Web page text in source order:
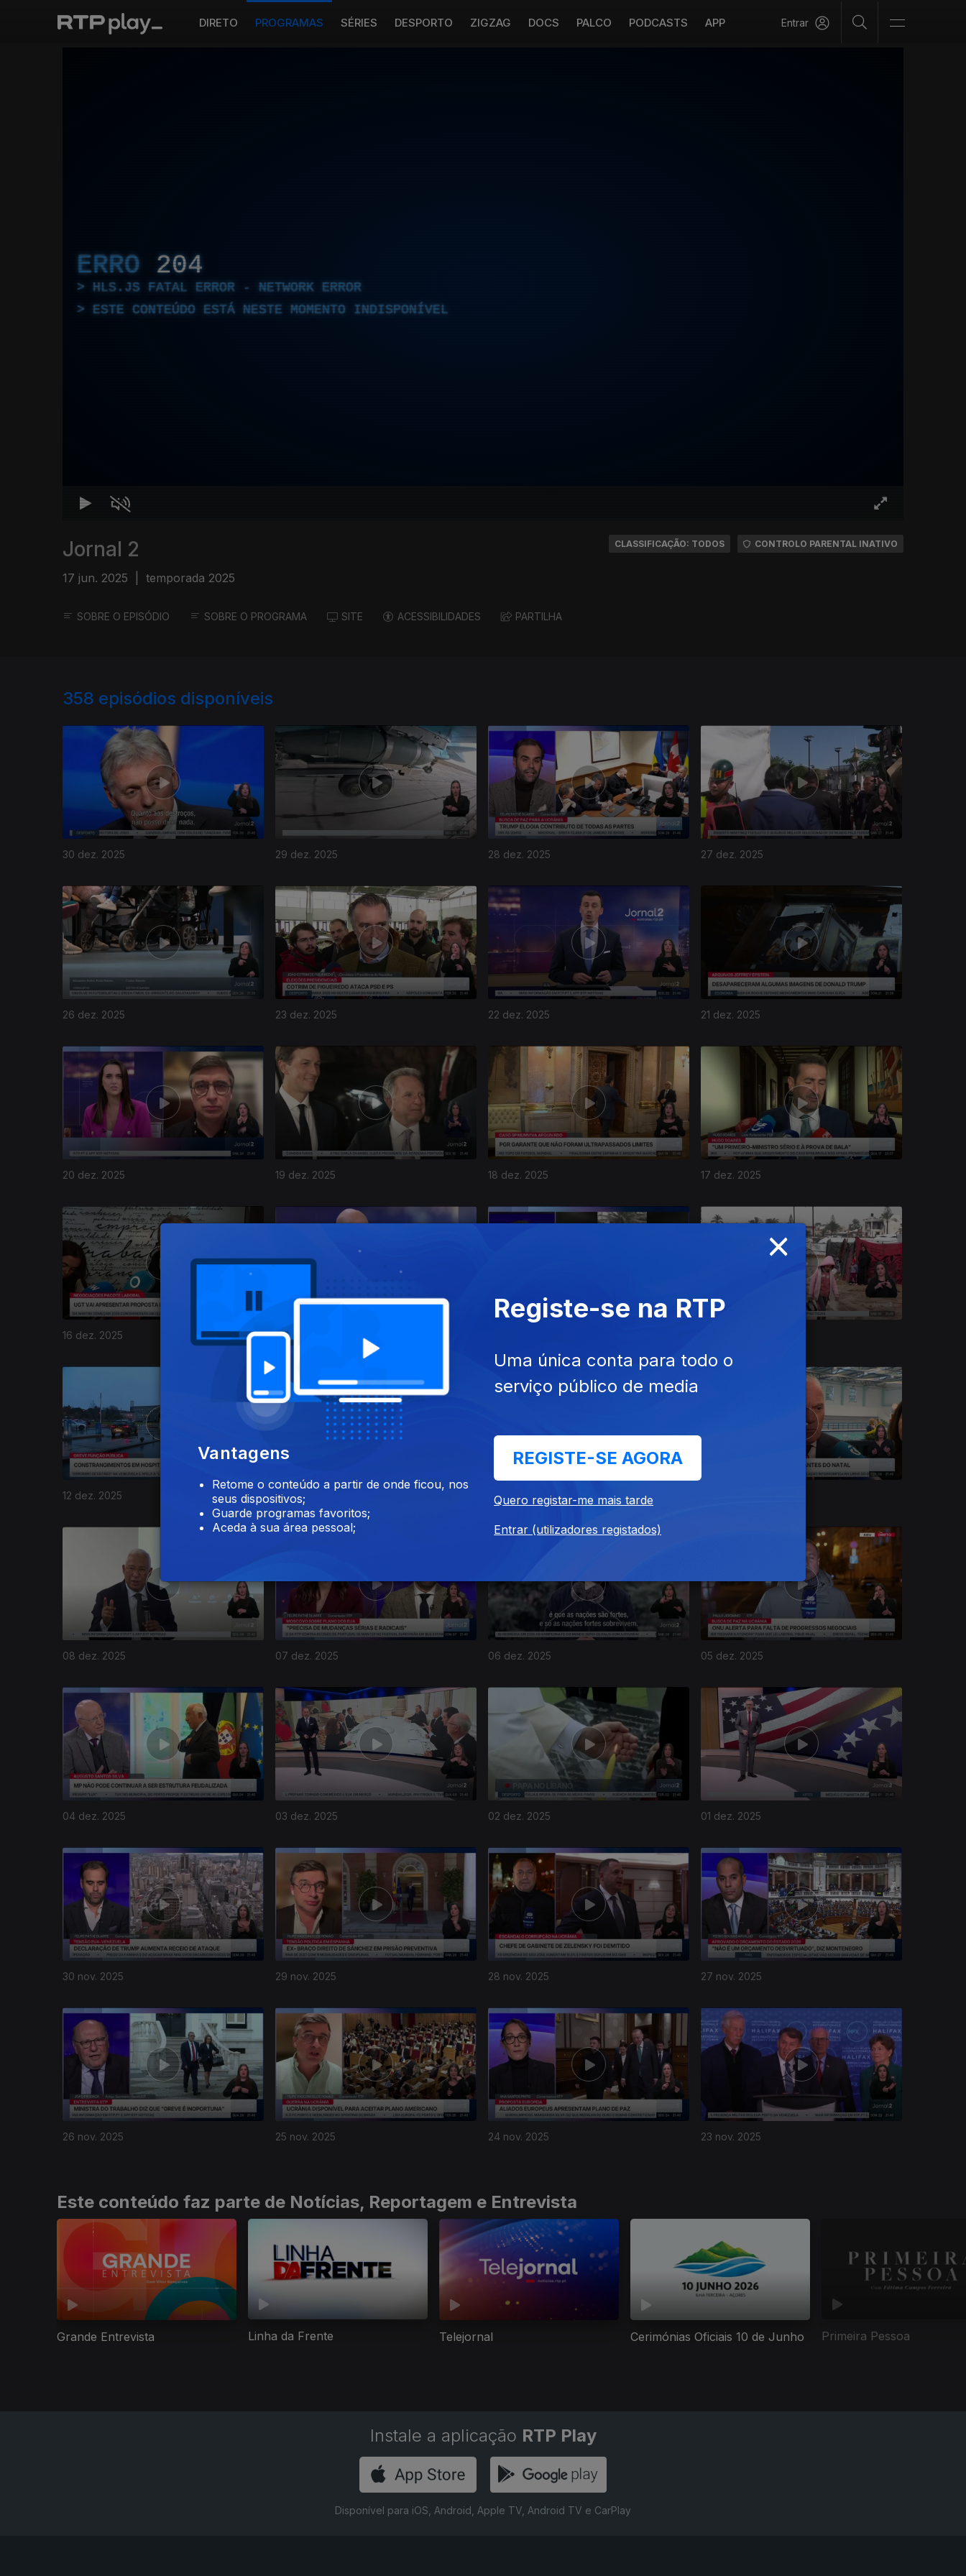
DIRETO PROGRAMAS SÉRIES DESPORTO ZIGZAG DOCS PALCO PODCASTS APP Entrar
ERRO 204
HLS.JS FATAL ERROR - NETWORK ERROR
ESTE CONTEÚDO ESTÁ NESTE MOMENTO INDISPONÍVEL
Jornal 2
17 jun. 2025 temporada 2025
CLASSIFICAÇÃO: TODOS CONTROLO PARENTAL INATIVO
SOBRE O EPISÓDIO SOBRE O PROGRAMA SITE ACESSIBILIDADES PARTILHA
358 episódios disponíveis
30 dez. 2025 29 dez. 2025 28 dez. 2025 27 dez. 2025
26 dez. 2025 23 dez. 2025 22 dez. 2025 21 dez. 2025
20 dez. 2025 19 dez. 2025 18 dez. 2025 17 dez. 2025
896774
16 dez. 2025 15 dez. 2025
12 dez. 2025 11 dez. 2025 10 dez. 2025
08 dez. 2025 07 dez. 2025 06 dez. 2025 05 dez. 2025
04 dez. 2025 03 dez. 2025 02 dez. 2025 01 dez. 2025
30 nov. 2025 29 nov. 2025 28 nov. 2025 27 nov. 2025
26 nov. 2025 25 nov. 2025 24 nov. 2025 23 nov. 2025
891516
Este conteúdo faz parte de Notícias, Reportagem e Entrevista
Grande Entrevista Linha da Frente Telejornal Cerimónias Oficiais 10 de Junho Primeira Pessoa
Instale a aplicação RTP Play
Disponível para iOS, Android, Apple TV, Android TV e CarPlay
×
Vantagens
Retome o conteúdo a partir de onde ficou, nos
seus dispositivos;
Guarde programas favoritos;
Aceda à sua área pessoal;
Registe-se na RTP
Uma única conta para todo o
serviço público de media
REGISTE-SE AGORA
Quero registar-me mais tarde
Entrar (utilizadores registados)